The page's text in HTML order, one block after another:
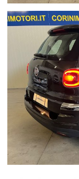
passaggio di
servizio navetta
Si effettuano
per avere una
usato indicate
immatricolazione,
cambio manuale o
stato degli
difetti possibilmente
whatsapp al numero